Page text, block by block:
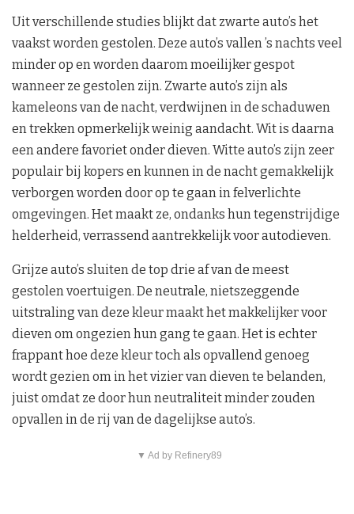
Uit verschillende studies blijkt dat zwarte auto’s het
vaakst worden gestolen. Deze auto’s vallen ’s nachts veel
minder op en worden daarom moeilijker gespot
wanneer ze gestolen zijn. Zwarte auto’s zijn als
kameleons van de nacht, verdwijnen in de schaduwen
en trekken opmerkelijk weinig aandacht. Wit is daarna
een andere favoriet onder dieven. Witte auto’s zijn zeer
populair bij kopers en kunnen in de nacht gemakkelijk
verborgen worden door op te gaan in felverlichte
omgevingen. Het maakt ze, ondanks hun tegenstrijdige
helderheid, verrassend aantrekkelijk voor autodieven.
Grijze auto’s sluiten de top drie af van de meest
gestolen voertuigen. De neutrale, nietszeggende
uitstraling van deze kleur maakt het makkelijker voor
dieven om ongezien hun gang te gaan. Het is echter
frappant hoe deze kleur toch als opvallend genoeg
wordt gezien om in het vizier van dieven te belanden,
juist omdat ze door hun neutraliteit minder zouden
opvallen in de rij van de dagelijkse auto’s.
▼ Ad by Refinery89